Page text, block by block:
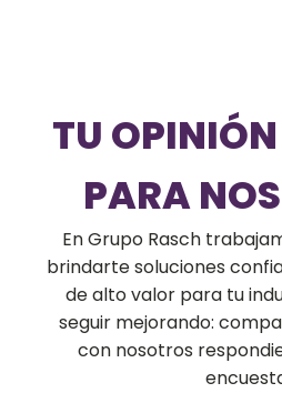
TU
PARA
En Grupo Rasch
brindarte soluciones
de alto valor para tu
seguir mejorando:
con nosotros